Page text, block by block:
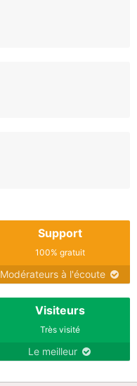
Support
100% gratuit
Modérateurs à l'écoute
Visiteurs
Très visité
Le meilleur